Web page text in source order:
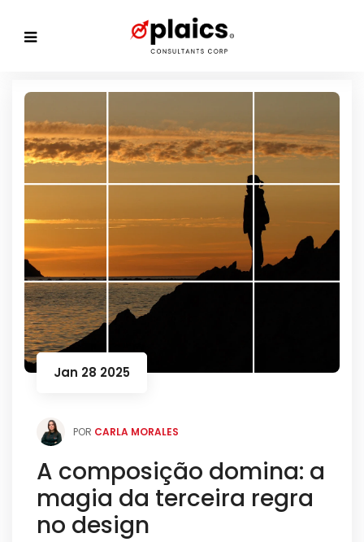
Jan 28 2025
POR CARLA MORALES
A composição domina: a
magia da terceira regra
no design